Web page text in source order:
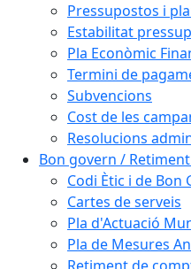
Pressupostos i
Estabilitat
Pla Econòmic
Termini de
Subvencions
Cost de les
Resolucions
Bon govern /
Codi Ètic i de Bon
Cartes de serveis
Pla d'Actuació
Pla de Mesures